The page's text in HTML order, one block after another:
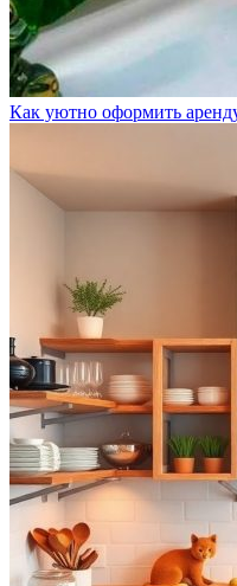
Как уютно оформить